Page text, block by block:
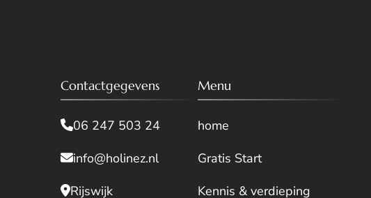
Contactgegevens
06 247 503 24
info@holinez.nl
Rijswijk
Menu
home
Gratis Start
Kennis & verdieping